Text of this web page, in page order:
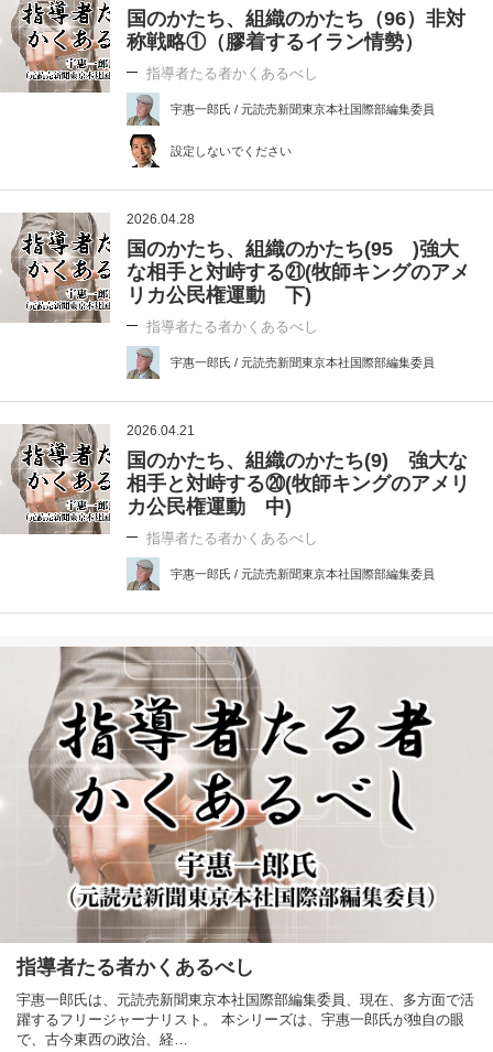
国のかたち、組織のかたち（96）非対
称戦略①（膠着するイラン情勢）
指導者たる者かくあるべし
宇惠一郎氏 / 元読売新聞東京本社国際部編集委員
設定しないでください
2026.04.28
国のかたち、組織のかたち(95 )強大
な相手と対峙する㉑(牧師キングのアメ
リカ公民権運動 下)
指導者たる者かくあるべし
宇惠一郎氏 / 元読売新聞東京本社国際部編集委員
2026.04.21
国のかたち、組織のかたち(9) 強大な
相手と対峙する⑳(牧師キングのアメリ
カ公民権運動 中)
指導者たる者かくあるべし
宇惠一郎氏 / 元読売新聞東京本社国際部編集委員
指導者たる者かくあるべし
宇惠一郎氏は、元読売新聞東京本社国際部編集委員、現在、多方面で活
躍するフリージャーナリスト。 本シリーズは、宇惠一郎氏が独自の眼
で、古今東西の政治、経…